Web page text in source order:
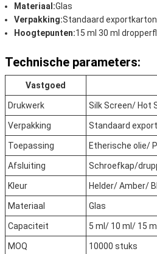
Materiaal:Glas
Verpakking:Standaard exportkarton
Hoogtepunten:15 ml 30 ml
Technische parameters:
Vastgoed
Drukwerk Silk Screen/ Hot
Verpakking Standaard
Toepassing Etherische olie/
Afsluiting Schroefkap/
Kleur Helder/ Amber/
Materiaal Glas
Capaciteit 5 ml/ 10 ml/ 15
MOQ 10000 stuks